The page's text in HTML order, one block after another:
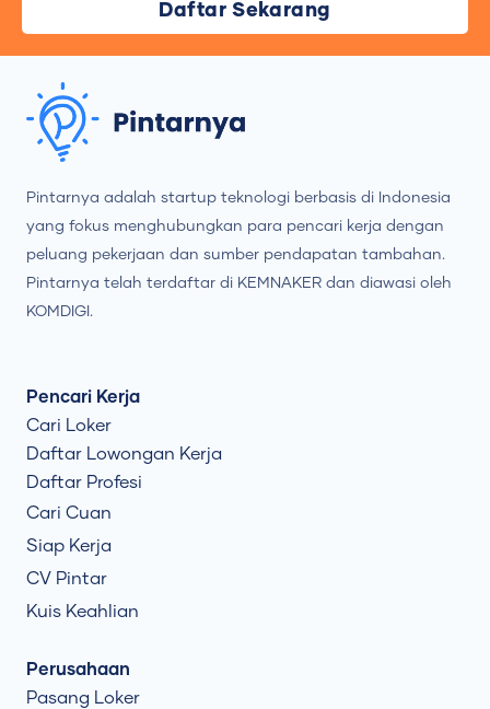
Daftar Sekarang
Pintarnya adalah startup teknologi berbasis di Indonesia
yang fokus menghubungkan para pencari kerja dengan
peluang pekerjaan dan sumber pendapatan tambahan.
Pintarnya telah terdaftar di KEMNAKER dan diawasi oleh
KOMDIGI.
Pencari Kerja
Cari Loker
Daftar Lowongan Kerja
Daftar Profesi
Cari Cuan
Siap Kerja
CV Pintar
Kuis Keahlian
Perusahaan
Pasang Loker